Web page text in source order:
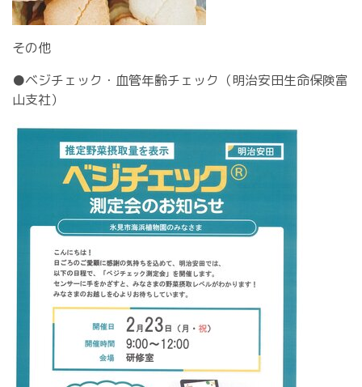
その他
●ベジチェック・血管年齢チェック（明治安田生命保険富
山支社）